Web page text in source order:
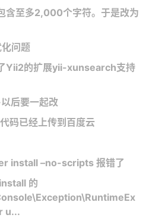
含至多2,000个字符。于是改为
问题
Yii2的扩展yii-xunsearch支持
后要一起改
码已经上传到百度云
install –no-scripts 报错了
的
u...